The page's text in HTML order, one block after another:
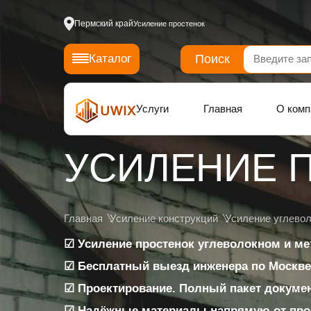
Пермский крайУсиление простенок
Каталог Поиск
Услуги Главная О
УСИЛЕНИЕ
Главная Усиление конструкций Усиление
☑ Усиление простенок углеволокном и
☑ Бесплатный выезд инженера по
☑ Проектирование. Полный пакет